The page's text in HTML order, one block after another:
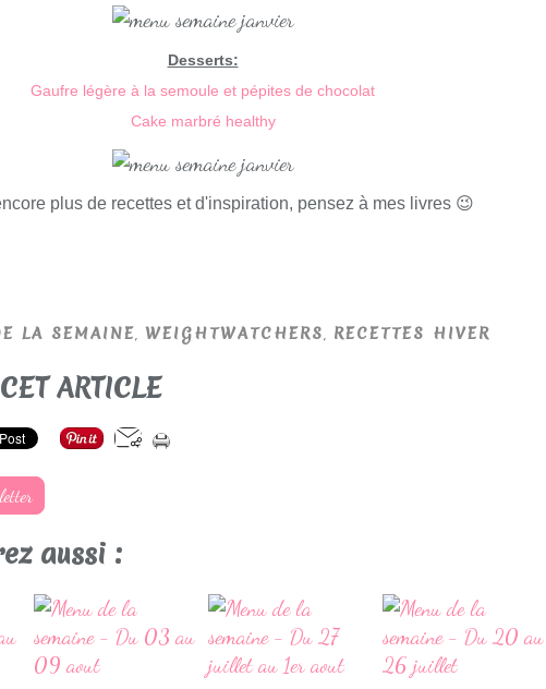
Desserts:
Gaufre légère à la semoule et pépites de chocolat
Cake marbré healthy
plus de recettes et d'inspiration, pensez à mes livres 😉
LA SEMAINE, WEIGHTWATCHERS, RECETTES HIVER
ARTICLE
aussi :